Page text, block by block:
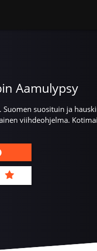
Aamulypsy
Suomen suosituin ja
viihdeohjelma.